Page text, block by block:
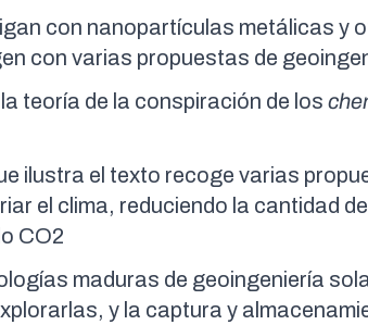
con nanopartículas metálicas y
con varias propuestas de
teoría de la conspiración de los
ilustra el texto recoge varias
el clima, reduciendo la cantidad
CO2
maduras de geoingeniería
y la captura y